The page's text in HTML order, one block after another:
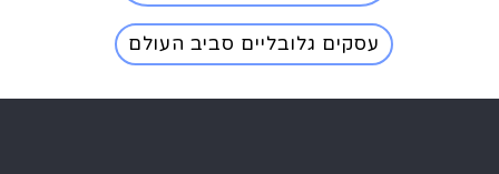
עסקים גלובליים סביב העולם